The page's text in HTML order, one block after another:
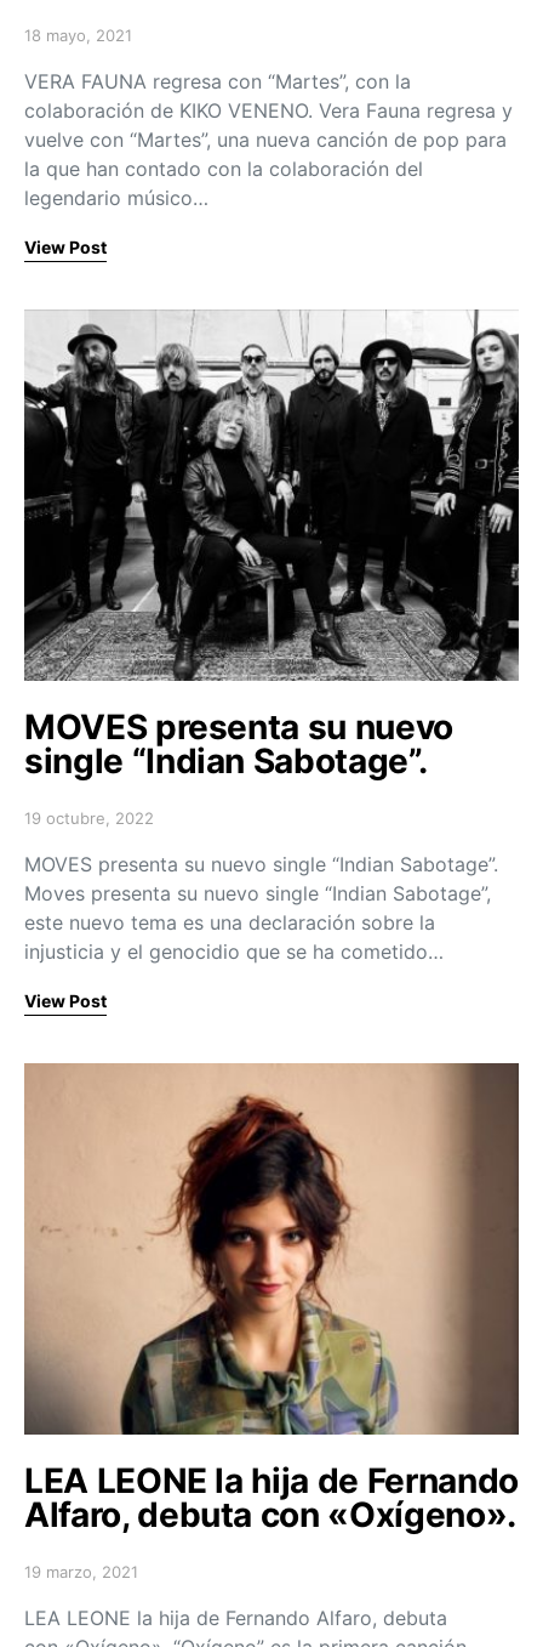
Posted on
18 mayo, 2021
VERA FAUNA regresa con “Martes”, con la
colaboración de KIKO VENENO. Vera Fauna regresa y
vuelve con “Martes”, una nueva canción de pop para
la que han contado con la colaboración del
legendario músico…
View Post
MOVES presenta su nuevo
single “Indian Sabotage”.
Posted on
19 octubre, 2022
MOVES presenta su nuevo single “Indian Sabotage”.
Moves presenta su nuevo single “Indian Sabotage”,
este nuevo tema es una declaración sobre la
injusticia y el genocidio que se ha cometido…
View Post
LEA LEONE la hija de Fernando
Alfaro, debuta con «Oxígeno».
Posted on
19 marzo, 2021
LEA LEONE la hija de Fernando Alfaro, debuta